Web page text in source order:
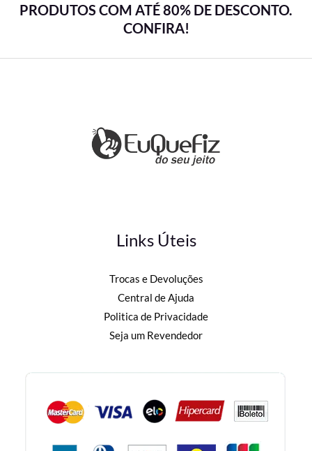
PRODUTOS COM ATÉ 80% DE DESCONTO.
CONFIRA!
Links Úteis
Trocas e Devoluções
Central de Ajuda
Politica de Privacidade
Seja um Revendedor